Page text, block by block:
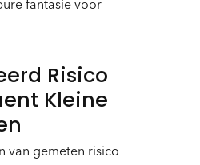
fantasie voor
Risico
Kleine
van gemeten risico